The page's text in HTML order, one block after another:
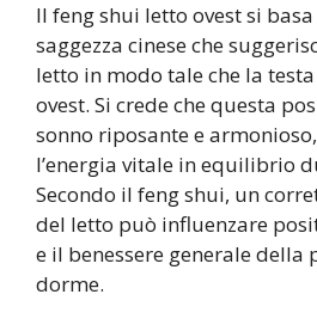
Il feng shui letto ovest si basa
saggezza cinese che
letto in modo tale che la
ovest. Si crede che questa
sonno riposante e
l’energia vitale in equilibrio
Secondo il feng shui, un
del letto può influenzare
e il benessere generale della
dorme.